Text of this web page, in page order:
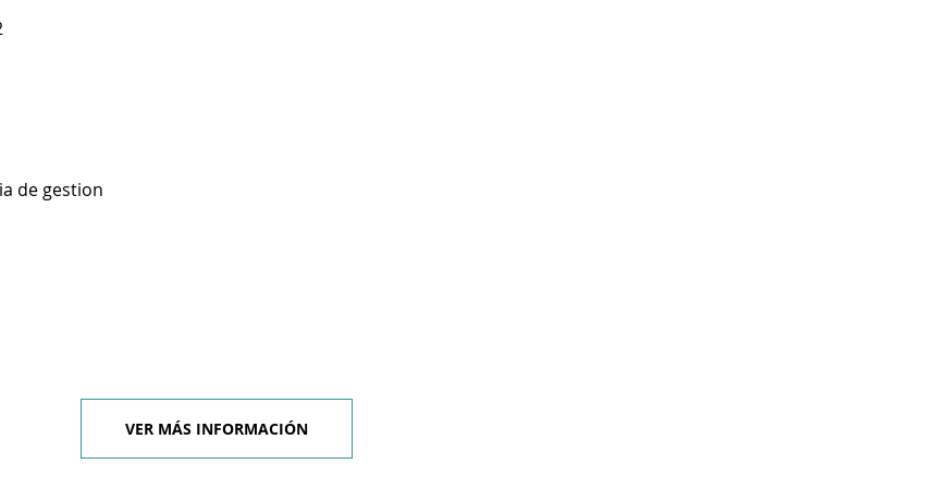
de gestion
VER MÁS INFORMACIÓN